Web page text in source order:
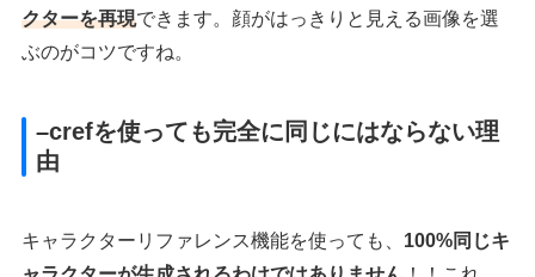
クターを再現できます。顔がはっきりと見える画像を選
ぶのがコツですね。
–crefを使っても完全に同じにはならない理
由
キャラクターリファレンス機能を使っても、 100%同じキ